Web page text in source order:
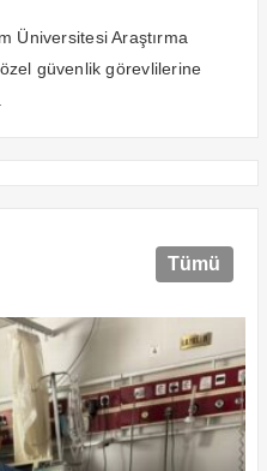
Üniversitesi Araştırma
güvenlik görevlilerine
Tümü